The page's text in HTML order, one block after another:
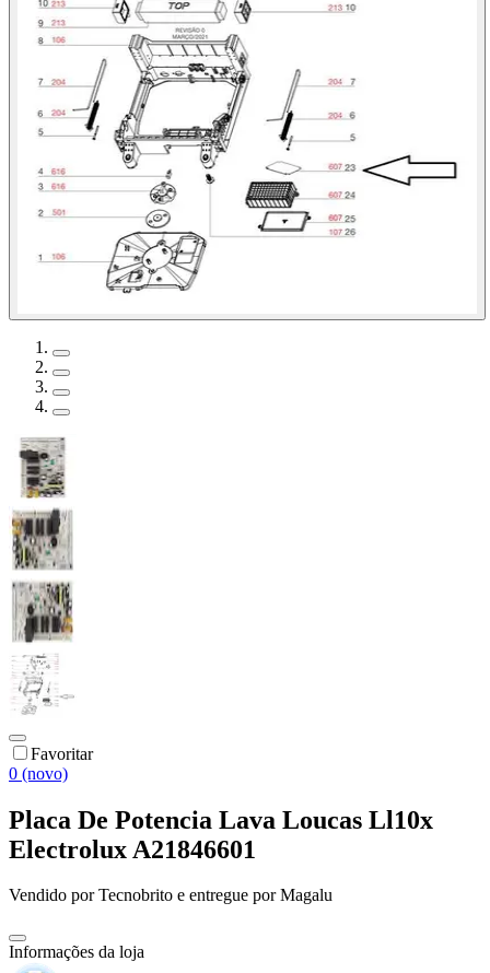
Favoritar
0 (novo)
Placa De Potencia Lava Loucas Ll10x
Electrolux A21846601
Vendido porTecnobrito e entregue por Magalu
Informações da loja